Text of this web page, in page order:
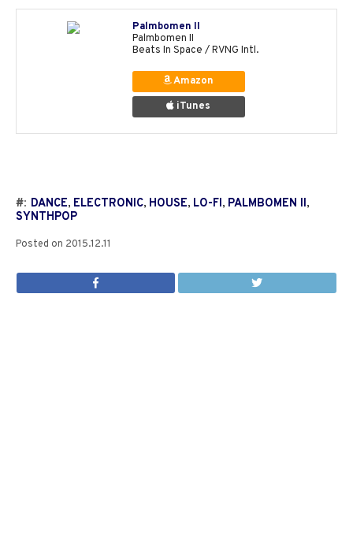
Palmbomen II
Palmbomen II
Beats In Space / RVNG Intl.
Amazon
iTunes
#: DANCE, ELECTRONIC, HOUSE, LO-FI, PALMBOMEN II,
SYNTHPOP
Posted on 2015.12.11